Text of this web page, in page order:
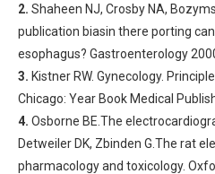
2. Shaheen NJ, Crosby NA,
publication biasin there porting
esophagus? Gastroenterology
3. Kistner RW. Gynecology.
Chicago: Year Book Medical
4. Osborne BE.The
Detweiler DK, Zbinden G.The rat
pharmacology and toxicology.